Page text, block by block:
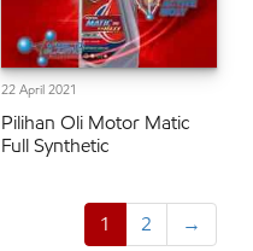
22 April 2021
Pilihan Oli Motor Matic
Full Synthetic
1 2 →